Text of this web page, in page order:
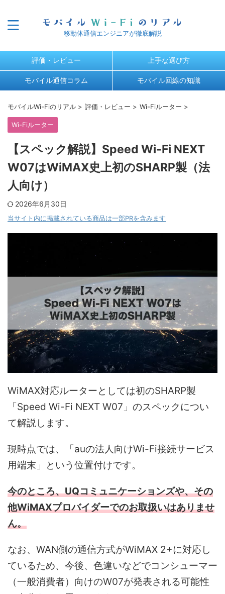
移動体通信エンジニアが徹底解説
評価・レビュー 上手な選び方
モバイル通信コラム モバイル回線の知識
モバイルWi-Fiのリアル > 評価・レビュー > Wi-Fiルーター >
Wi-Fiルーター
【スペック解説】Speed Wi-Fi NEXT
W07はWiMAX史上初のSHARP製（法
人向け）
2026年6月30日
当サイト内に掲載されている商品は一部PRを含みます
WiMAX対応ルーターとしては初のSHARP製
「Speed Wi-Fi NEXT W07」のスペックについ
て解説します。
現時点では、「auの法人向けWi-Fi接続サービス
用端末」という位置付けです。
今のところ、UQコミュニケーションズや、その
他WiMAXプロバイダーでのお取扱いはありませ
ん。
なお、WAN側の通信方式がWiMAX 2+に対応し
ているため、今後、色違いなどでコンシューマー
（一般消費者）向けのW07が発表される可能性